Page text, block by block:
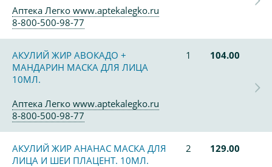
Аптека Легко www.aptekalegko.ru
8-800-500-98-77
АКУЛИЙ ЖИР АВОКАДО +
МАНДАРИН МАСКА ДЛЯ ЛИЦА
10МЛ.
1 104.00
Аптека Легко www.aptekalegko.ru
8-800-500-98-77
АКУЛИЙ ЖИР АНАНАС МАСКА ДЛЯ
ЛИЦА И ШЕИ ПЛАЦЕНТ. 10МЛ.
2 129.00